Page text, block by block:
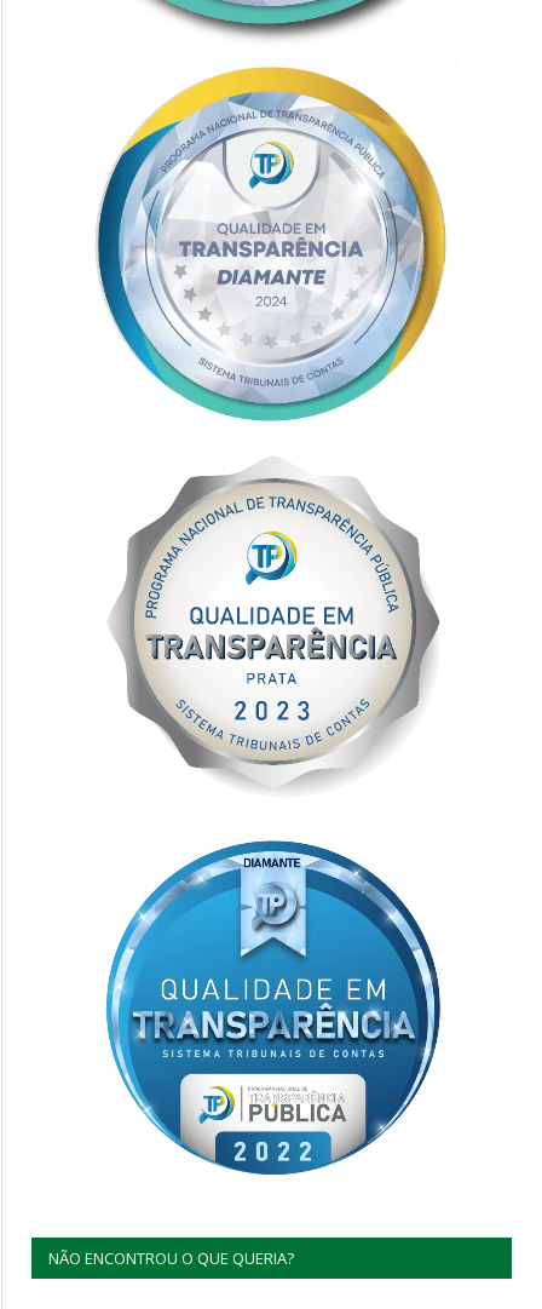
NÃO ENCONTROU O QUE QUERIA?